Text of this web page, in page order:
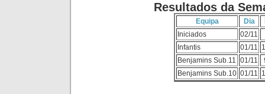
Resultados da
Equipa Dia
Iniciados
02/11
Infantis
01/11
Benjamins Sub.11 01/11
Benjamins Sub.10 01/11